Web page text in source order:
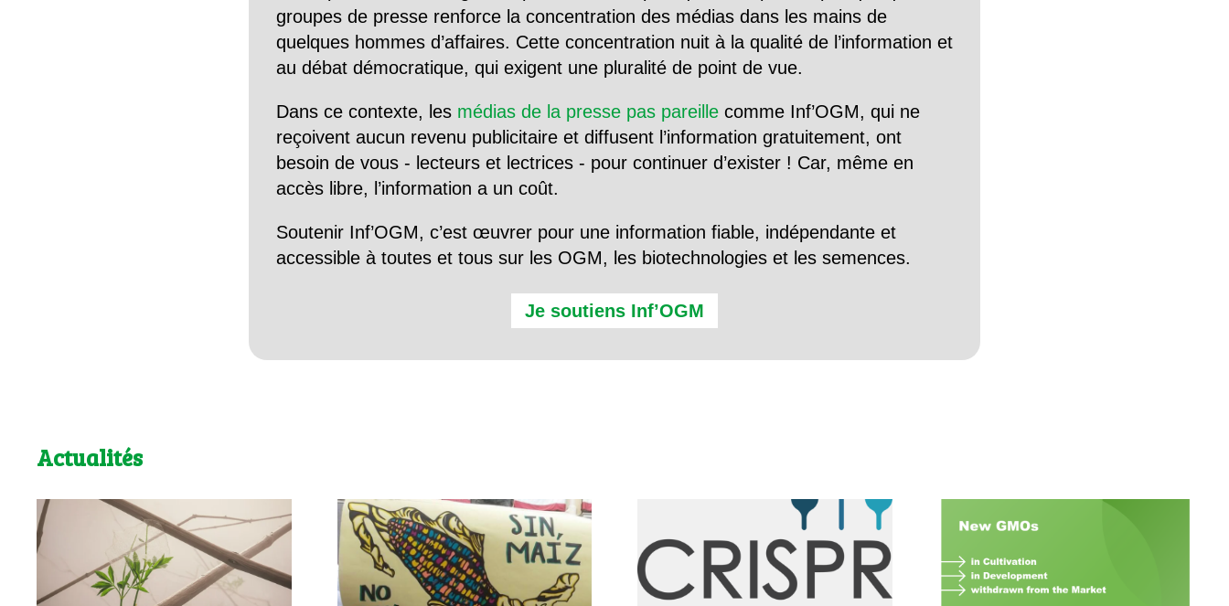
groupes de presse renforce la concentration des médias dans les mains de
quelques hommes d’affaires. Cette concentration nuit à la qualité de l’information et
au débat démocratique, qui exigent une pluralité de point de vue.
Dans ce contexte, les médias de la presse pas pareille comme Inf’OGM, qui ne
reçoivent aucun revenu publicitaire et diffusent l’information gratuitement, ont
besoin de vous - lecteurs et lectrices - pour continuer d’exister ! Car, même en
accès libre, l’information a un coût.
Soutenir Inf’OGM, c’est œuvrer pour une information fiable, indépendante et
accessible à toutes et tous sur les OGM, les biotechnologies et les semences.
Je soutiens Inf’OGM
Actualités